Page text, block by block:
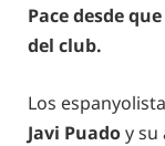
Pace desde
del club.
Los
Javi Puadoy su